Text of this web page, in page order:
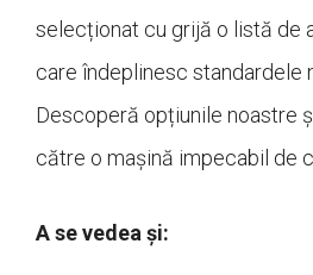
selecționat cu grijă o listă de
care îndeplinesc standardele
Descoperă opțiunile noastre
către o mașină impecabil de
A se vedea și: